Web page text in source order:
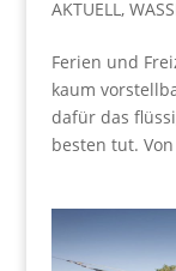
AKTUELL,
Ferien und
kaum
dafür das
besten tut.